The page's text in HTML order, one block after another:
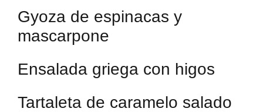
Gyoza de espinacas y
mascarpone
Ensalada griega con higos
Tartaleta de caramelo salado